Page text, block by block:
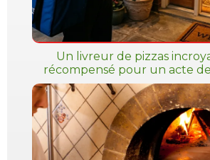
Un livreur de pizzas
récompensé pour un acte